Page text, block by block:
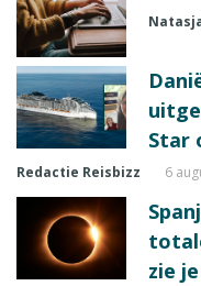
Star
Redactie Reisbizz 6
zie